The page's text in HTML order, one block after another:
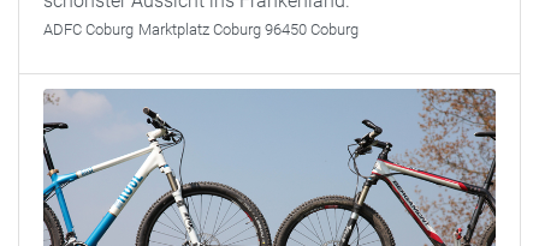
ADFC Coburg Marktplatz Coburg 96450 Coburg